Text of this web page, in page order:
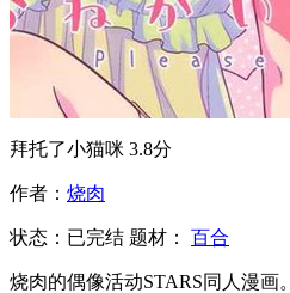
拜托了小猫咪 3.8分
作者： 烧肉
状态： 已完结 题材： 百合
烧肉的偶像活动STARS同人漫画。